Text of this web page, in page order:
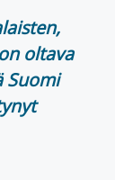
oltava
Suomi